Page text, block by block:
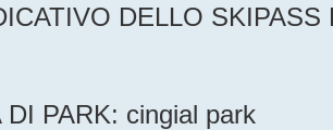
DELLO
DI PARK: cingial park